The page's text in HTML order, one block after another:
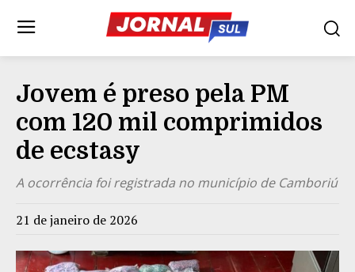
Jovem é preso pela PM
com 120 mil comprimidos
de ecstasy
A ocorrência foi registrada no município de Camboriú
21 de janeiro de 2026